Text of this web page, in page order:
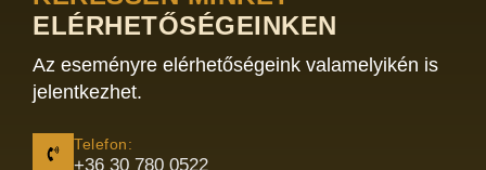
ELÉRHETŐSÉGEINKEN
Az eseményre elérhetőségeink valamelyikén is
jelentkezhet.
Telefon:
+36 30 780 0522